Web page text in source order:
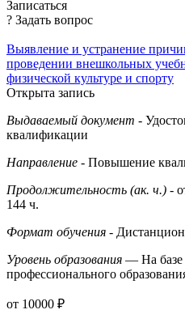
Записаться
? Задать вопрос
Выявление и устранение
проведении внешкольных
физической культуре и спорту
Открыта запись
Выдаваемый документ -
квалификации
Направление - Повышение
Продолжительность (ак. ч.) -
144 ч.
Формат обучения -
Уровень образования — На базе
профессионального
от 10000 ₽